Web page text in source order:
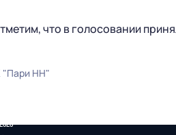
что в голосовании
"Пари НН"